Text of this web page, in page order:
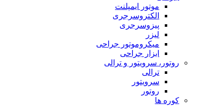
موتور ایمپلنت
الکتروسرجری
پیزوسرجری
لیزر
میکروموتور جراحی
ابزار جراحی
روتور، سرویتور و ترالی
ترالی
سرویتور
روتور
کوره ها